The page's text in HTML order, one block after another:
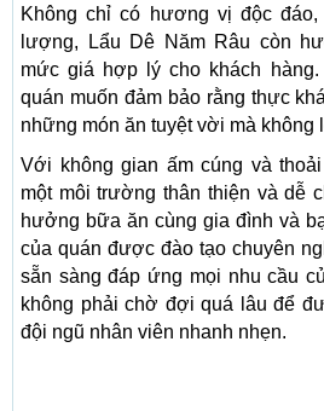
Không chỉ có hương vị độc
lượng, Lẩu Dê Năm Râu còn
mức giá hợp lý cho khách
quán muốn đảm bảo rằng thực
những món ăn tuyệt vời mà không
Với không gian ấm cúng và
một môi trường thân thiện và dễ
hưởng bữa ăn cùng gia đình và
của quán được đào tạo chuyên
sẵn sàng đáp ứng mọi nhu cầu
không phải chờ đợi quá lâu để
đội ngũ nhân viên nhanh nhẹn.